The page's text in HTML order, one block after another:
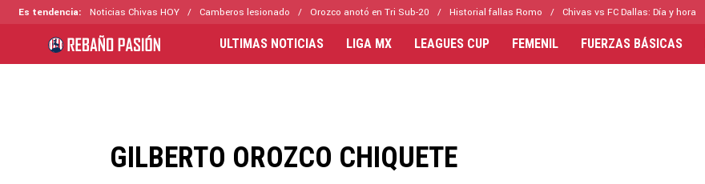
Es tendencia: Noticias Chivas HOY Camberos lesionado Orozco anotó en Tri Sub-20 Historial fallas Romo Chivas vs FC Dallas: Día y hora
ULTIMAS NOTICIAS LIGA MX LEAGUES CUP FEMENIL FUERZAS BÁSICAS
GILBERTO OROZCO CHIQUETE